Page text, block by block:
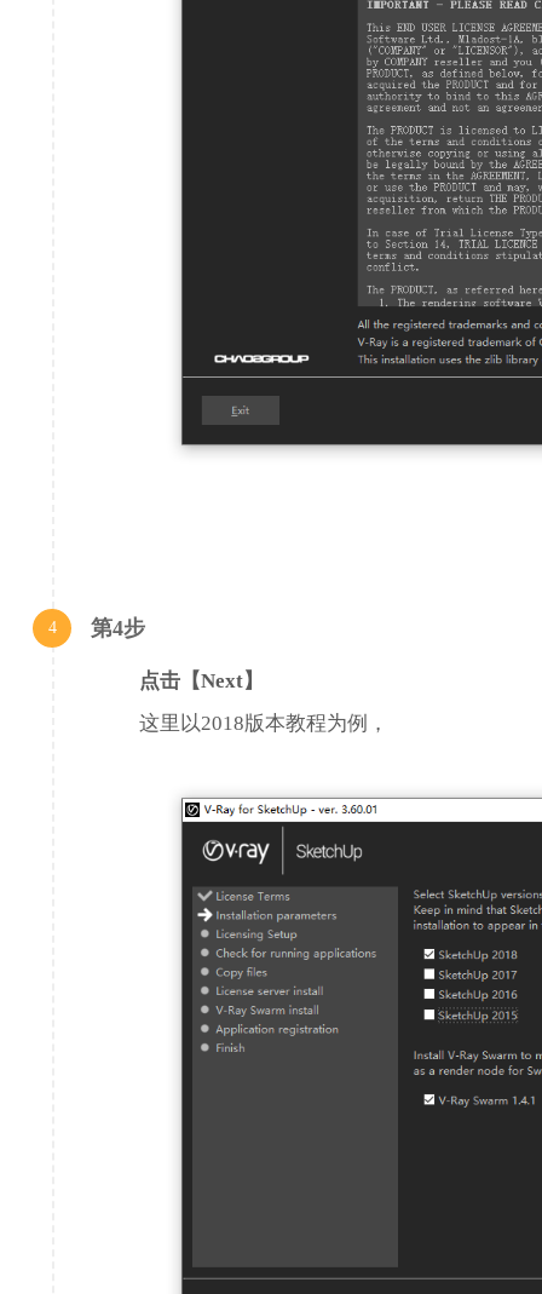
自动降噪模式可根据渲染模式切换降噪引擎。导航至高级降噪设置
RTX 选项已从主引擎选择器中移除，并由旧式复选框取代
当没有可用的适用值时，将自动曝光和白平衡值应用于项目的按钮
现在，从资产编辑器创建代理网格、代理场景和高斯溅射资产时，
“从选择中移除”被添加到所有对象修改器（如毛发、散射、位移、
子像素钳制选项已从色彩管理设置中删除，因为它不再有任何效果
新的“单独发光材料”选项已添加到 Light Mix 渲染元素中。启用后
解决了在快速切换资产或打开新项目时导致资产编辑器变为空白的问
将焦点切换到主机应用视口后，资产编辑器中的上下文菜单不再保
当 GPU 材质样本预览准备开始避免混淆时，现在会显示加载器
解决了导致曲线编辑意外折叠或展开 UI 卷展栏的问题
将纹理放置类型设置为环境后导致纹理预览不正确的问题已解决
解决了应用自动曝光值时导致差异的问题
导入特定 Cosmos 材质时，资产编辑器不再挂起
尝试将 Cosmos 资产拖放到主机应用程序的视口时导致 Cosmos 无
实现了一种名为“纹理重映射”的新纹理放置类型
Scatter 的随机平移输入值限制已更新
4 第4步
点击【Next】
这里以2018版本教程为例，